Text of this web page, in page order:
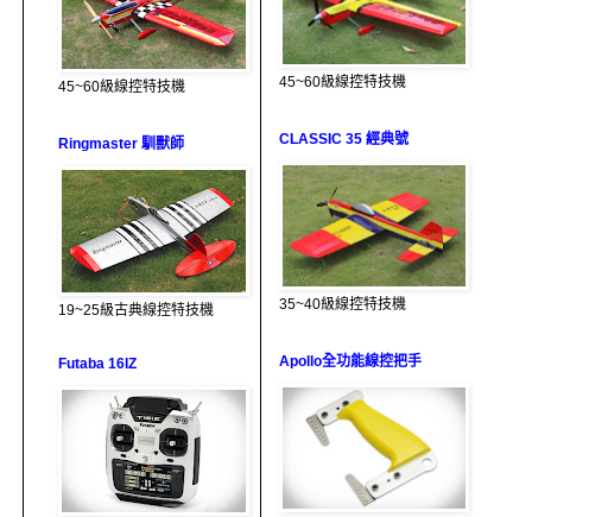
45~60級線控特技機
Ringmaster 馴獸師
19~25級古典線控特技機
Futaba 16IZ
45~60級線控特技機
CLASSIC 35 經典號
35~40級線控特技機
Apollo全功能線控把手